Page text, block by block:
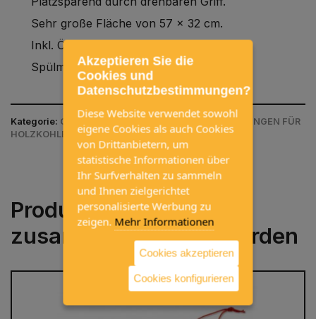
Sehr große Fläche von 57 x 32 cm.
Inkl. Öse zum Aufhängen.
Spülmaschinenfest dank Edelstahl.
Kategorie: GRILLS / ZUBEHÖR / ZUBEHÖR & ABDECKUNGEN FÜR
HOLZKOHLEGRILLS / ZUBEHÖR HOLZKOHLEGRILLS
Produkte, die häufig
zusammen gekauft werden
Akzeptieren Sie die
Cookies und
Datenschutzbestimmungen?
Diese Website verwendet sowohl
eigene Cookies als auch Cookies
von Drittanbietern, um
statistische Informationen über
Ihr Surfverhalten zu sammeln
und Ihnen zielgerichtet
personalisierte Werbung zu
zeigen. Mehr Informationen
Cookies akzeptieren
Cookies konfigurieren